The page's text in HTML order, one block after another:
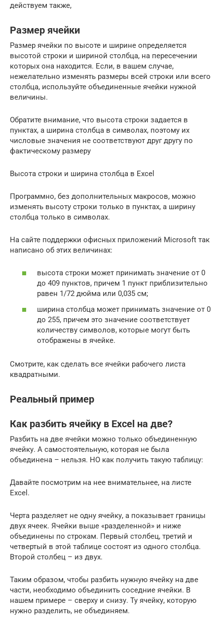
действуем также,​
Размер ячейки
Размер ячейки по высоте и ширине определяется
высотой строки и шириной столбца, на пересечении
которых она находится. Если, в вашем случае,
нежелательно изменять размеры всей строки или всего
столбца, используйте объединенные ячейки нужной
величины.
Обратите внимание, что высота строки задается в
пунктах, а ширина столбца в символах, поэтому их
числовые значения не соответствуют друг другу по
фактическому размеру
Высота строки и ширина столбца в Excel
Программно, без дополнительных макросов, можно
изменять высоту строки только в пунктах, а ширину
столбца только в символах.
На сайте поддержки офисных приложений Microsoft так
написано об этих величинах:
высота строки может принимать значение от 0
до 409 пунктов, причем 1 пункт приблизительно
равен 1/72 дюйма или 0,035 см;
ширина столбца может принимать значение от 0
до 255, причем это значение соответствует
количеству символов, которые могут быть
отображены в ячейке.
Смотрите, как сделать все ячейки рабочего листа
квадратными.
Реальный пример
Как разбить ячейку в Excel на две?
Разбить на две ячейки можно только объединенную
ячейку. А самостоятельную, которая не была
объединена – нельзя. НО как получить такую таблицу:
Давайте посмотрим на нее внимательнее, на листе
Excel.
Черта разделяет не одну ячейку, а показывает границы
двух ячеек. Ячейки выше «разделенной» и ниже
объединены по строкам. Первый столбец, третий и
четвертый в этой таблице состоят из одного столбца.
Второй столбец – из двух.
Таким образом, чтобы разбить нужную ячейку на две
части, необходимо объединить соседние ячейки. В
нашем примере – сверху и снизу. Ту ячейку, которую
нужно разделить, не объединяем.